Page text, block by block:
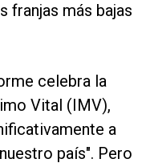
franjas más bajas
celebra la
Vital (IMV),
a
país". Pero